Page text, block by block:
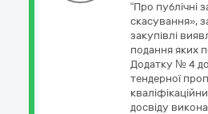
“Про публічні
скасування»,
закупівлі
подання яких
Додатку № 4 до
тендерної
досвіду